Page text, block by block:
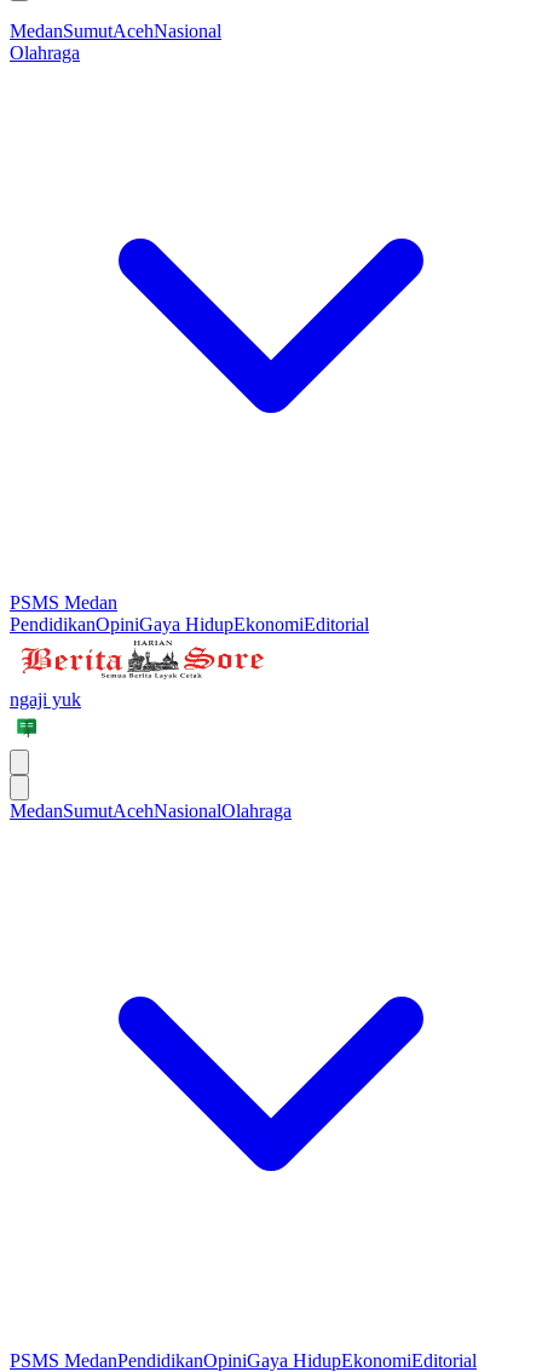
MedanSumutAcehNasional
Olahraga
PSMS Medan
PendidikanOpiniGaya HidupEkonomiEditorial
ngaji yuk
MedanSumutAcehNasionalOlahraga
PSMS MedanPendidikanOpiniGaya HidupEkonomiEditorial